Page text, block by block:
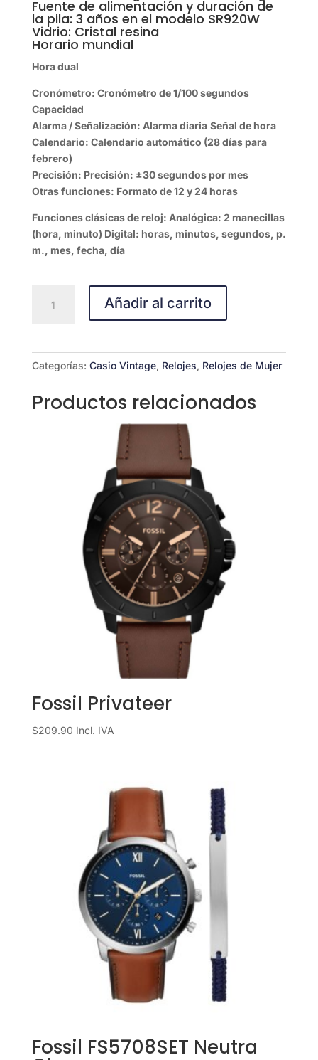
Fuente de alimentación y duración de
la pila: 3 años en el modelo SR920W
Vidrio: Cristal resina
Horario mundial
Hora dual
Cronómetro: Cronómetro de 1/100 segundos
Capacidad
Alarma / Señalización: Alarma diaria Señal de hora
Calendario: Calendario automático (28 días para
febrero)
Precisión: Precisión: ±30 segundos por mes
Otras funciones: Formato de 12 y 24 horas
Funciones clásicas de reloj: Analógica: 2 manecillas
(hora, minuto) Digital: horas, minutos, segundos, p.
m., mes, fecha, día
230-
Añadir al carrito
Categorías: Casio Vintage, Relojes, Relojes de Mujer
Productos relacionados
Fossil Privateer
$209.90 Incl. IVA
Fossil FS5708SET Neutra